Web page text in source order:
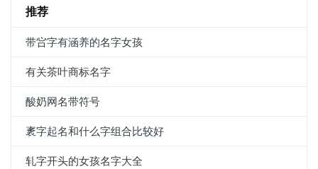
推荐
带吢字有涵养的名字女孩
有关茶叶商标名字
酸奶网名带符号
袲字起名和什么字组合比较好
轧字开头的女孩名字大全